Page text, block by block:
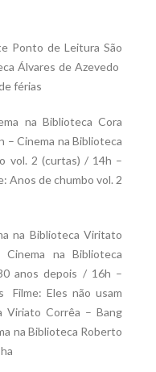
Ponto de Leitura São
Álvares de Azevedo 
férias
na Biblioteca Cora
– Cinema na Biblioteca
vol. 2 (curtas) / 14h –
Anos de chumbo vol. 2
na Biblioteca Viritato
na Biblioteca
anos depois / 16h –
Filme: Eles não usam
Viriato Corrêa – Bang
na Biblioteca Roberto